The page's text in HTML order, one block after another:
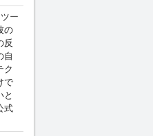
ー
の
反
自
ク
で
と
式